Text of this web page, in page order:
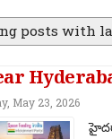
posts with
May 23, 2026